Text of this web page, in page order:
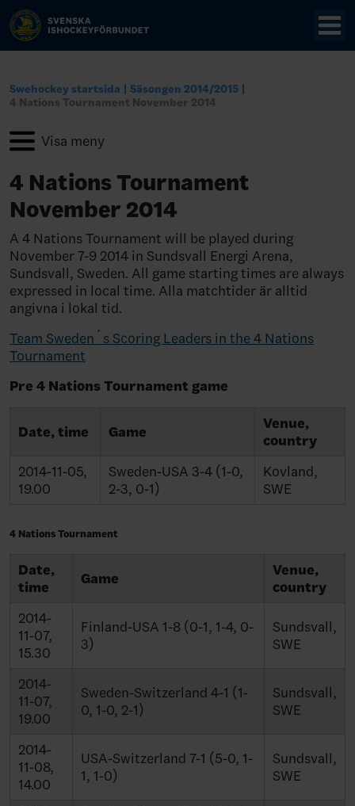
Swehockey startsida
Säsongen 2014/2015
4 Nations Tournament November 2014
4 Nations Tournament
November 2014
A 4 Nations Tournament will be played during
November 7-9 2014 in Sundsvall Energi Arena,
Sundsvall, Sweden. All game starting times are always
expressed in local time. Alla matchtider är alltid
angivna i lokal tid.
Team Sweden´s Scoring Leaders in the 4 Nations
Tournament
Pre 4 Nations Tournament game
Date, time Game
Venue,
country
2014-11-05,
19.00
Sweden-USA 3-4 (1-0,
2-3, 0-1)
Kovland,
SWE
4 Nations Tournament
Date,
time
Game
Venue,
country
2014-
11-07,
15.30
Finland-USA 1-8 (0-1, 1-4, 0-
3)
Sundsvall,
SWE
2014-
11-07,
19.00
Sweden-Switzerland 4-1 (1-
0, 1-0, 2-1)
Sundsvall,
SWE
2014-
11-08,
14.00
USA-Switzerland 7-1 (5-0, 1-
1, 1-0)
Sundsvall,
SWE